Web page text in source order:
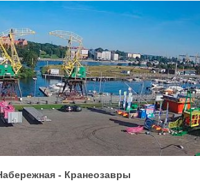
- Кранеозавры